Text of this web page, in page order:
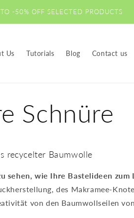
-50% OFF SELECTED PRODUCTS
Us Tutorials Blog Contact us
Schnüre
recycelter Baumwolle
sehen, wie Ihre Bastelideen
des Makramee-
von den Baumwollseilen